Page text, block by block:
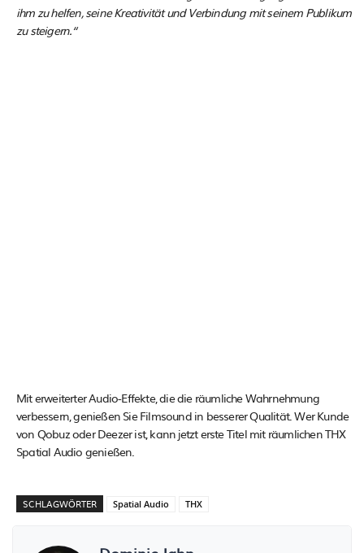
ihm zu helfen, seine Kreativität und Verbindung mit seinem Publikum
zu steigern.“
Mit erweiterter Audio-Effekte, die die räumliche Wahrnehmung
verbessern, genießen Sie Filmsound in besserer Qualität. Wer Kunde
von Qobuz oder Deezer ist, kann jetzt erste Titel mit räumlichen THX
Spatial Audio genießen.
SCHLAGWÖRTER Spatial Audio THX